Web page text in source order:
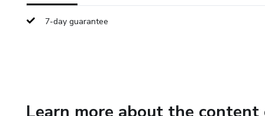
wirst du verstehen, wie du die
7-day guarantee